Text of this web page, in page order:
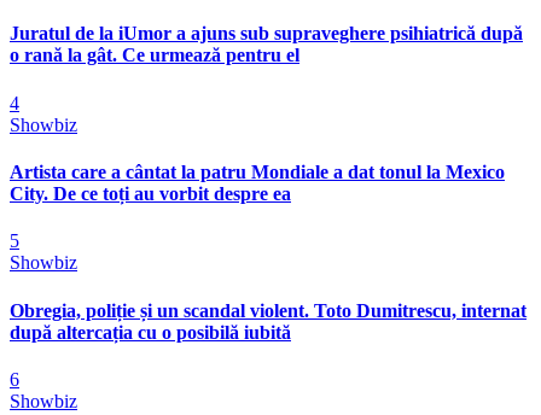
Juratul de la iUmor a ajuns sub supraveghere psihiatrică după
o rană la gât. Ce urmează pentru el
4
Showbiz
Artista care a cântat la patru Mondiale a dat tonul la Mexico
City. De ce toți au vorbit despre ea
5
Showbiz
Obregia, poliție și un scandal violent. Toto Dumitrescu, internat
după altercația cu o posibilă iubită
6
Showbiz